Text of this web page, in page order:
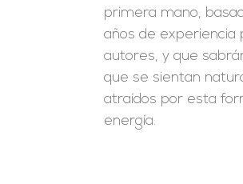
primera mano,
años de experiencia
autores, y que
que se sientan
atraídos por esta
energía.